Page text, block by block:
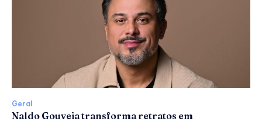
Geral
Naldo Gouveia transforma retratos em